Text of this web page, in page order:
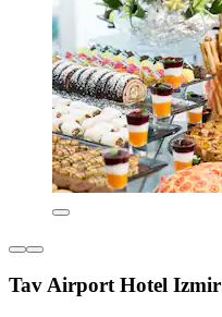
Tav Airport Hotel Izmir